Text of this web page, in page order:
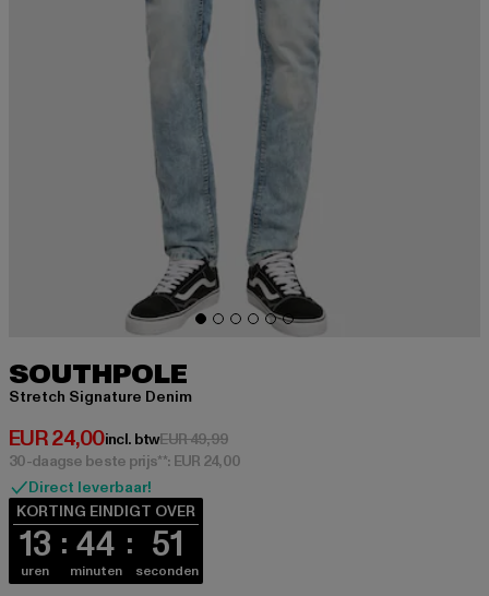
SOUTHPOLE
Stretch Signature Denim
EUR 24,00
Huidige prijs: EUR 24,00
incl. btwEUR 49,99Actieprijs: EUR 49,99
30-daagse beste prijs**: EUR 24,00
Direct leverbaar!
KORTING EINDIGT OVER
13
uren
44
minuten
50
seconden